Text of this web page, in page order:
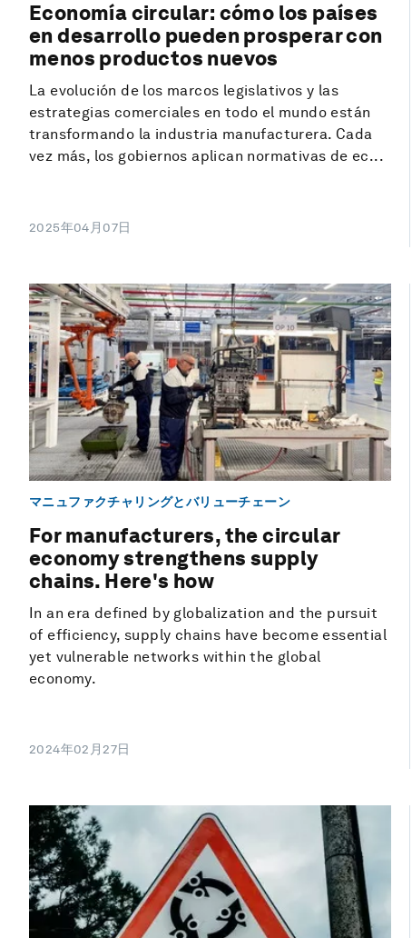
Economía circular: cómo los países
en desarrollo pueden prosperar con
menos productos nuevos
La evolución de los marcos legislativos y las
estrategias comerciales en todo el mundo están
transformando la industria manufacturera. Cada
vez más, los gobiernos aplican normativas de ec...
2025年04月07日
マニュファクチャリングとバリューチェーン
For manufacturers, the circular
economy strengthens supply
chains. Here's how
In an era defined by globalization and the pursuit
of efficiency, supply chains have become essential
yet vulnerable networks within the global
economy.
2024年02月27日